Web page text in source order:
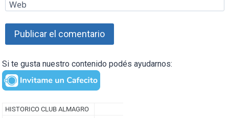
Web
Si te gusta nuestro contenido podés ayudarnos: